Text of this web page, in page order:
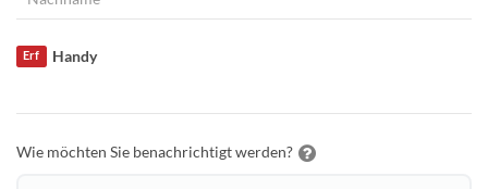
Handy
Erf
Wie möchten Sie benachrichtigt werden?